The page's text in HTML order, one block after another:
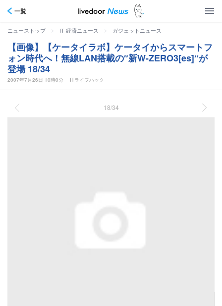
一覧
ニューストップ > IT 経済ニュース > ガジェットニュース
【画像】【ケータイラボ】ケータイからスマートフ
ォン時代へ！無線LAN搭載の″新W-ZERO3[es]″が
登場 18/34
2007年7月26日 10時0分 ITライフハック
18/34